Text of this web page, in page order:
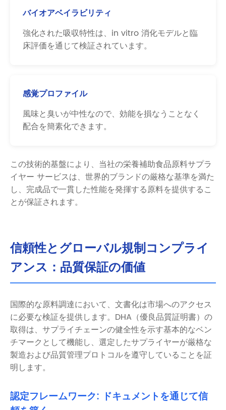
バイオアベイラビリティ
強化された吸収特性は、in vitro 消化モデルと臨
床評価を通じて検証されています。
感覚プロファイル
風味と臭いが中性なので、効能を損なうことなく
配合を簡素化できます。
この技術的基盤により、当社の栄養補助食品原料サプラ
イヤー サービスは、世界的ブランドの厳格な基準を満た
し、完成品で一貫した性能を発揮する原料を提供するこ
とが保証されます。
信頼性とグローバル規制コンプライ
アンス：品質保証の価値
国際的な原料調達において、文書化は市場へのアクセス
に必要な検証を提供します。DHA（優良品質証明書）の
取得は、サプライチェーンの健全性を示す基本的なベン
チマークとして機能し、選定したサプライヤーが厳格な
製造および品質管理プロトコルを遵守していることを証
明します。
認定フレームワーク: ドキュメントを通じて信